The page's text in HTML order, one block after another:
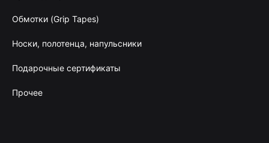
Обмотки (Grip Tapes)
Носки, полотенца, напульсники
Подарочные сертификаты
Прочее